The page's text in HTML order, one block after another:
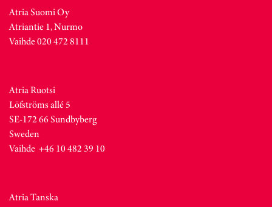
Atria Suomi Oy
Atriantie 1, Nurmo
Vaihde 020 472 8111
Atria Ruotsi
Löfströms allé 5
SE-172 66 Sundbyberg
Sweden
Vaihde +46 10 482 39 10
Atria Tanska